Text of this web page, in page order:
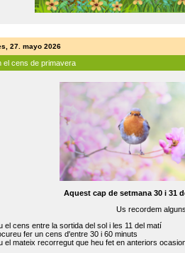
27. mayo 2026
el cens de primavera
Aquest cap de setmana 30 i 31
Us recordem
el cens entre la sortida del sol i les 11 del matí
fer un cens d'entre 30 i 60 minuts
el mateix recorregut que heu fet en anteriors